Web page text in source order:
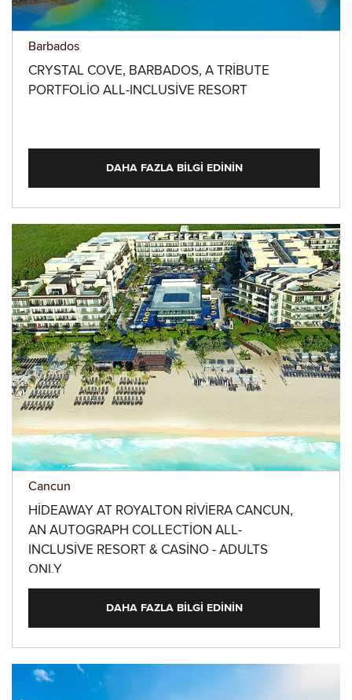
Barbados
CRYSTAL COVE, BARBADOS, A TRIBUTE
PORTFOLIO ALL-INCLUSIVE RESORT
DAHA FAZLA BILGI EDININ
Cancun
HIDEAWAY AT ROYALTON RIVIERA CANCUN,
AN AUTOGRAPH COLLECTION ALL-
INCLUSIVE RESORT & CASINO - ADULTS
ONLY
DAHA FAZLA BILGI EDININ